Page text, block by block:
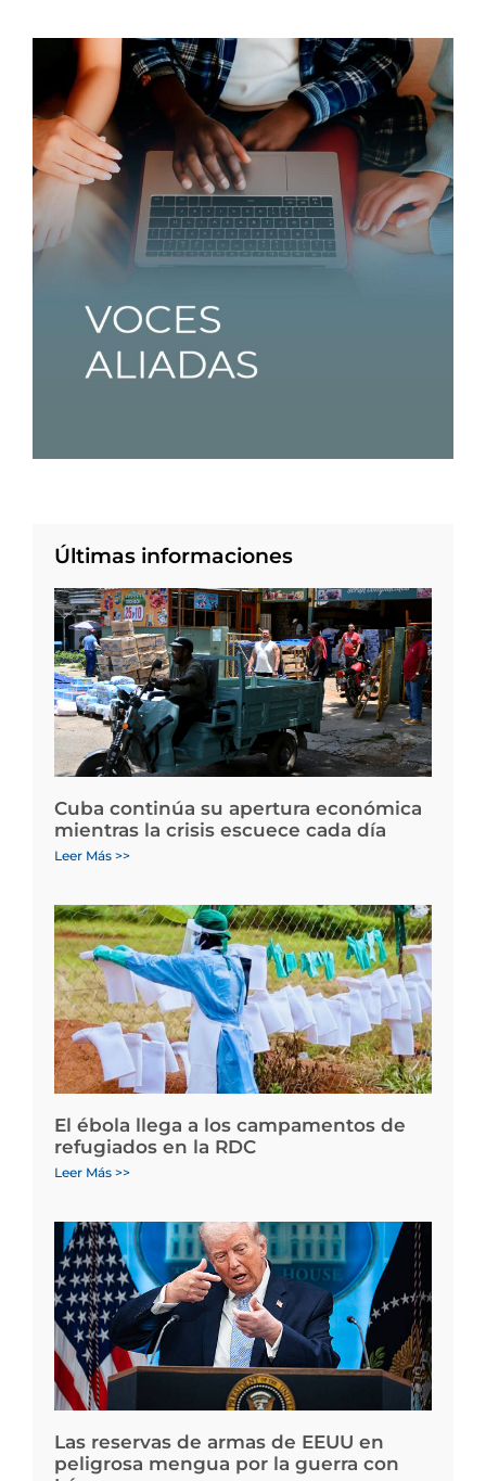
Últimas informaciones
Cuba continúa su apertura económica
mientras la crisis escuece cada día
Leer Más >>
El ébola llega a los campamentos de
refugiados en la RDC
Leer Más >>
Las reservas de armas de EEUU en
peligrosa mengua por la guerra con